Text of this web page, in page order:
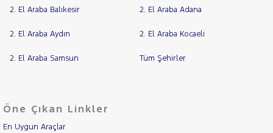
2. El Araba Balıkesir 2. El Araba Adana
2. El Araba Aydın 2. El Araba Kocaeli
2. El Araba Samsun Tüm Şehirler
Öne Çıkan Linkler
En Uygun Araçlar